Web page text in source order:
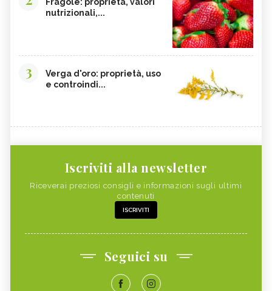
nutrizionali,...
3
Verga d'oro: proprietà, uso
e controindi...
Iscriviti alla newsletter
Riceverai preziosi consigli e informazioni sugli ultimi
contenuti
ISCRIVITI
Seguici su